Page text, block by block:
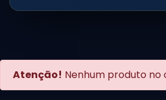
Atenção! Nenhum produto no